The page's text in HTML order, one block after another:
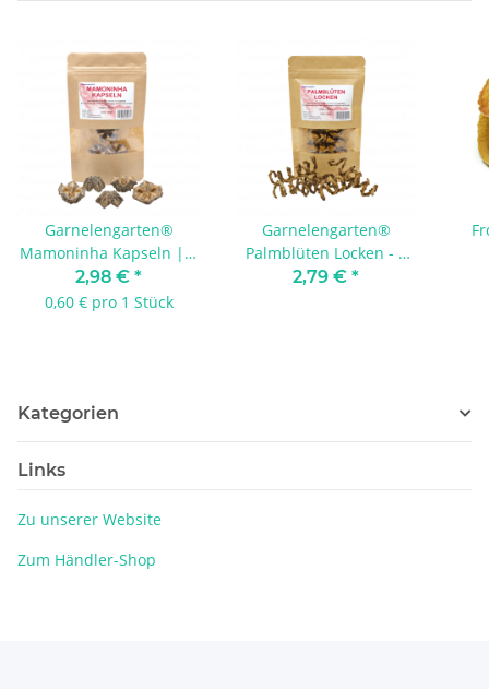
Garnelengarten®
Mamoninha Kapseln | 5
Stück
2,98 € *
0,60 € pro 1 Stück
Garnelengarten®
Palmblüten Locken - 5
Stück
2,79 € *
Kategorien
Links
Zu unserer Website
Zum Händler-Shop